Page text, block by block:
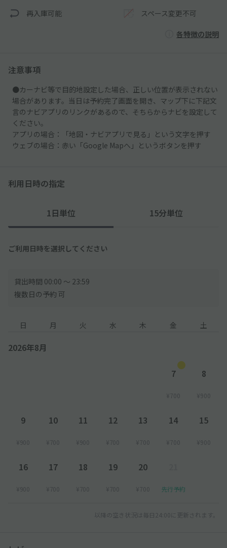
再入庫可能 スペース変更不可
各特徴の説明
注意事項
●カーナビ等で目的地設定した場合、正しい位置が表示されない
場合があります。当日は予約完了画面を開き、マップ下に下記文
言のナビアプリのリンクがあるので、そちらからナビを設定して
ください。
アプリの場合：「地図・ナビアプリで見る」という文字を押す
ウェブの場合：赤い「Google Mapへ」というボタンを押す
利用日時の指定
1日単位 15分単位
ご利用日時を選択してください
貸出時間 00:00 〜 23:59
複数日の予約 可
日 月 火 水 木 金 土
2026年8月
7
¥700
8
¥900
9
¥900
10
¥700
11
¥900
12
¥700
13
¥700
14
¥700
15
¥900
16
¥900
17
¥700
18
¥700
19
¥700
20
¥700 先行予約
以降の空き状況は毎日24:00に更新されます。